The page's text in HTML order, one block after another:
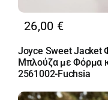
26,00 €
Joyce Sweet Jacket
Μπλούζα με Φόρμα
2561002-Fuchsia